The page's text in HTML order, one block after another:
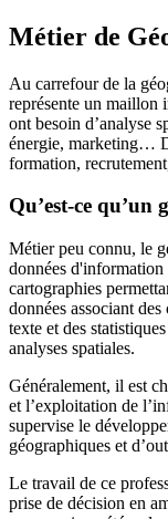
Métier de
Au carrefour de la
représente un maillon
ont besoin d’analyse
énergie, marketing…
formation,
Qu’est-ce qu’un
Métier peu connu, le
données d'information
cartographies
données associant
texte et des
analyses spatiales.
Généralement, il est
et l’exploitation de
supervise le
géographiques et
Le travail de ce
prise de décision en